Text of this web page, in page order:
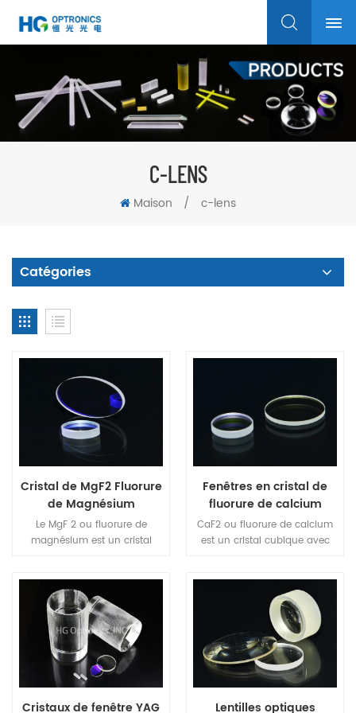
C-LENS
Maison / c-lens
Catégories
Cristal de MgF2 Fluorure
de Magnésium
Le MgF 2 ou fluorure de
magnésium est un cristal
élevée de l'UV sous vide à l'IR.
Il est régulièrement utilisé
pour les éléments optiques
où une robustesse et une
durabilité extrêmes sont
requises. Il a également une
grande résistance aux chocs
mécaniques et thermiques,
Fenêtres en cristal de
fluorure de calcium
CaF2
CaF2 ou fluorure de calcium
est un cristal cubique avec
nombreuses applications
comme fenêtres
transparentes dans les
spectres ultraviolet et
infrarouge.
Cristaux de fenêtre YAG
Lentilles optiques